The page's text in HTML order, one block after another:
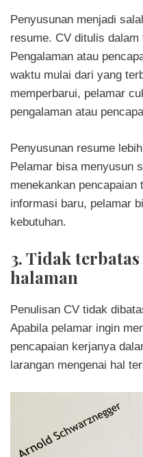
Penyusunan menjadi
resume. CV ditulis
Pengalaman atau
waktu mulai dari yang
memperbarui, pelamar
pengalaman atau
Penyusunan resume
Pelamar bisa menyusun
menekankan pencapaian
informasi baru, pelamar
kebutuhan.
3. Tidak terbatas
halaman
Penulisan CV tidak
Apabila pelamar ingin
pencapaian kerjanya
larangan mengenai hal